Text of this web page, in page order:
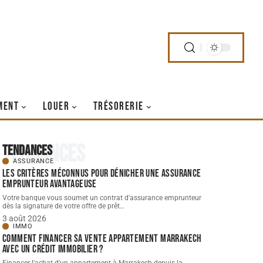
LOUER TRÉSORERIE
Tendances
Tendances
ASSURANCE
Les critères méconnus pour dénicher une assurance
emprunteur avantageuse
Votre banque vous soumet un contrat d'assurance emprunteur
dès la signature de votre offre de prêt…
3 août 2026
IMMO
Comment financer sa vente appartement Marrakech
avec un crédit immobilier ?